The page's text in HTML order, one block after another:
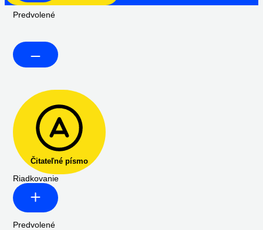
Predvolené
Čitateľné písmo
Riadkovanie
Predvolené